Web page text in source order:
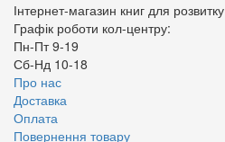
Інтернет-магазин книг для розвитку
Графік роботи кол-центру:
Пн-Пт 9-19
Сб-Нд 10-18
Про нас
Доставка
Оплата
Повернення товару